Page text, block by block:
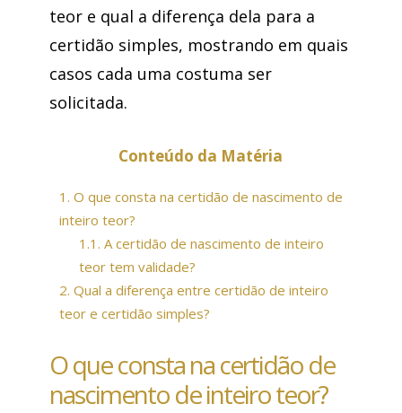
teor e qual a diferença dela para a
certidão simples, mostrando em quais
casos cada uma costuma ser
solicitada.
Conteúdo da Matéria
1. O que consta na certidão de nascimento de
inteiro teor?
1.1. A certidão de nascimento de inteiro
teor tem validade?
2. Qual a diferença entre certidão de inteiro
teor e certidão simples?
O que consta na certidão de
nascimento de inteiro teor?